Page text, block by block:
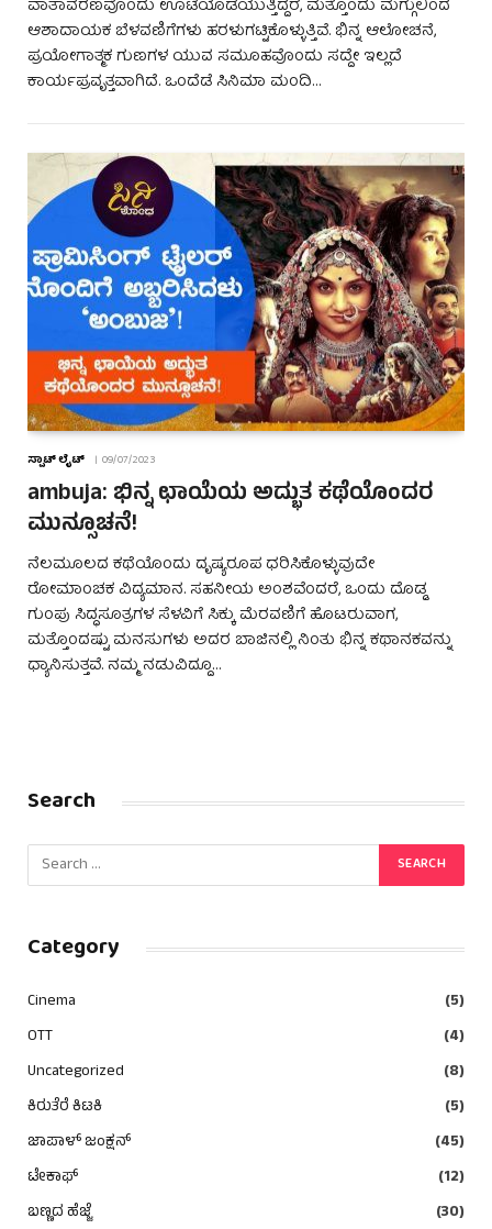
ವಾತಾವರಣವೊಂದು ಊಟೆಯೊಡೆಯುತ್ತಿದ್ದರೆ, ಮತ್ತೊಂದು ಮಗ್ಗುಲಿಂದ
ಆಶಾದಾಯಕ ಬೆಳವಣಿಗೆಗಳು ಹರಳುಗಟ್ಟಿಕೊಳ್ಳುತ್ತಿವೆ. ಭಿನ್ನ ಆಲೋಚನೆ,
ಪ್ರಯೋಗಾತ್ಮಕ ಗುಣಗಳ ಯುವ ಸಮೂಹವೊಂದು ಸದ್ದೇ ಇಲ್ಲದೆ
ಕಾರ್ಯಪ್ರವೃತ್ತವಾಗಿದೆ. ಒಂದೆಡೆ ಸಿನಿಮಾ ಮಂದಿ…
ಸ್ಪಾಟ್ ಲೈಟ್ 09/07/2023
ambuja: ಭಿನ್ನ ಛಾಯೆಯ ಅದ್ಭುತ ಕಥೆಯೊಂದರ
ಮುನ್ಸೂಚನೆ!
ನೆಲಮೂಲದ ಕಥೆಯೊಂದು ದೃಷ್ಯರೂಪ ಧರಿಸಿಕೊಳ್ಳುವುದೇ
ರೋಮಾಂಚಕ ವಿದ್ಯಮಾನ. ಸಹನೀಯ ಅಂಶವೆಂದರೆ, ಒಂದು ದೊಡ್ಡ
ಗುಂಪು ಸಿದ್ಧಸೂತ್ರಗಳ ಸೆಳವಿಗೆ ಸಿಕ್ಕು ಮೆರವಣಿಗೆ ಹೊಟರುವಾಗ,
ಮತ್ತೊಂದಷ್ಟು ಮನಸುಗಳು ಅದರ ಬಾಜಿನಲ್ಲಿ ನಿಂತು ಭಿನ್ನ ಕಥಾನಕವನ್ನು
ಧ್ಯಾನಿಸುತ್ತವೆ. ನಮ್ಮ ನಡುವಿದ್ದೂ…
Search
Category
Cinema
(5)
OTT
(4)
Uncategorized
(8)
ಕಿರುತೆರೆ ಕಿಟಕಿ
(5)
ಜಾಪಾಳ್ ಜಂಕ್ಷನ್
(45)
ಟೇಕಾಫ್
(12)
ಬಣ್ಣದ ಹೆಜ್ಜೆ
(30)